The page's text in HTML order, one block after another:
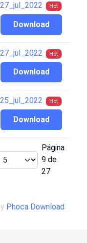
Hot
Download
Hot
Download
Hot
Download
Página
9 de
27
Phoca Download